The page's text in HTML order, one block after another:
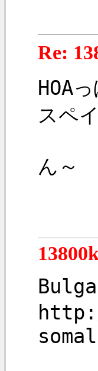
Re:
HOA
スペ
ん～